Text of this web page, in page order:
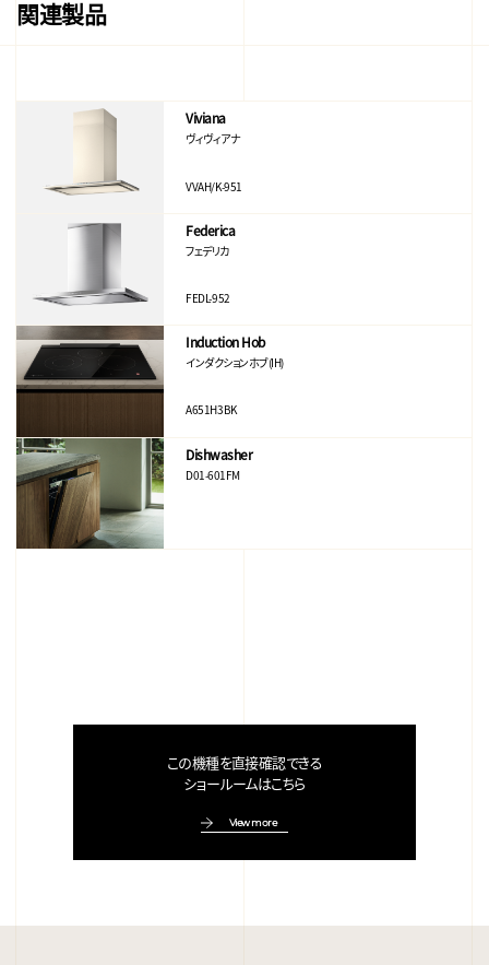
関連製品
Viviana
ヴィヴィアナ
VVAH/K-951
Federica
フェデリカ
FEDL-952
Induction Hob
インダクションホブ(IH)
A651H3BK
Dishwasher
D01-601FM
この機種を直接確認できる
ショールームはこちら
View more